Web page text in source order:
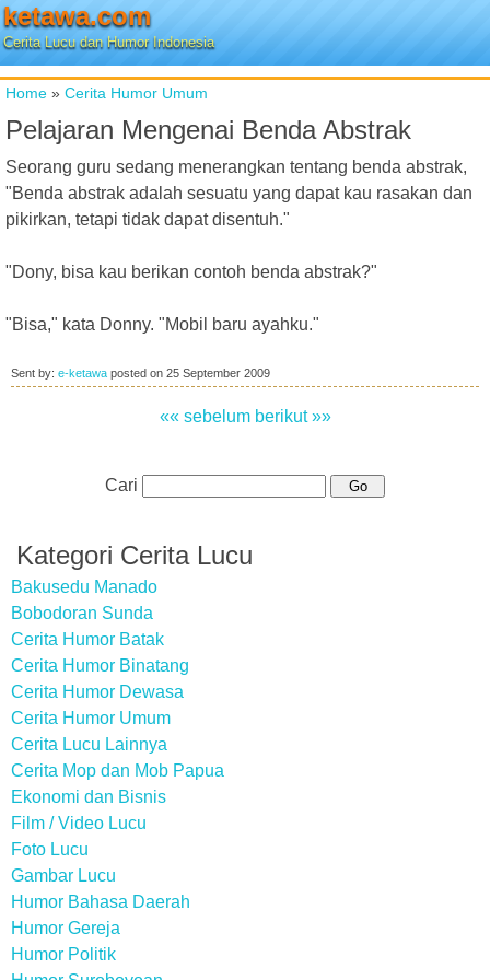
ketawa.com
Cerita Lucu dan Humor Indonesia
Home » Cerita Humor Umum
Pelajaran Mengenai Benda Abstrak
Seorang guru sedang menerangkan tentang benda abstrak,
"Benda abstrak adalah sesuatu yang dapat kau rasakan dan
pikirkan, tetapi tidak dapat disentuh."
"Dony, bisa kau berikan contoh benda abstrak?"
"Bisa," kata Donny. "Mobil baru ayahku."
Sent by: e-ketawa posted on 25 September 2009
«« sebelum berikut »»
Cari
Kategori Cerita Lucu
Bakusedu Manado
Bobodoran Sunda
Cerita Humor Batak
Cerita Humor Binatang
Cerita Humor Dewasa
Cerita Humor Umum
Cerita Lucu Lainnya
Cerita Mop dan Mob Papua
Ekonomi dan Bisnis
Film / Video Lucu
Foto Lucu
Gambar Lucu
Humor Bahasa Daerah
Humor Gereja
Humor Politik